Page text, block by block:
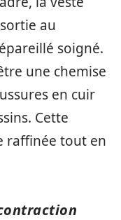
au
soigné.
une chemise
en cuir
Cette
raffinée tout en